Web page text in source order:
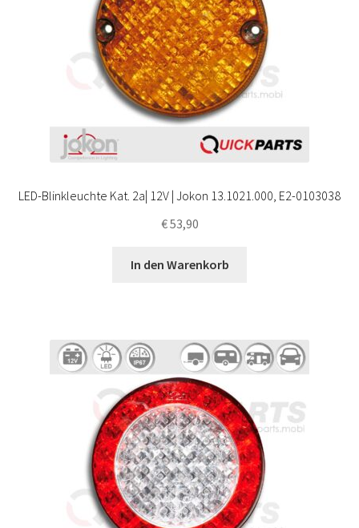
LED-Blinkleuchte Kat. 2a| 12V | Jokon 13.1021.000, E2-0103038
€53,90
In den Warenkorb